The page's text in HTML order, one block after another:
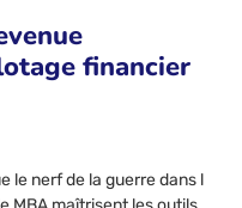
financier
le nerf de la guerre dans l